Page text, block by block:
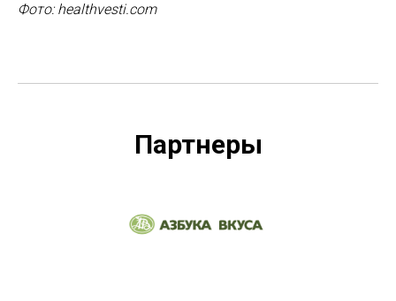
Фото: healthvesti.com
Партнеры